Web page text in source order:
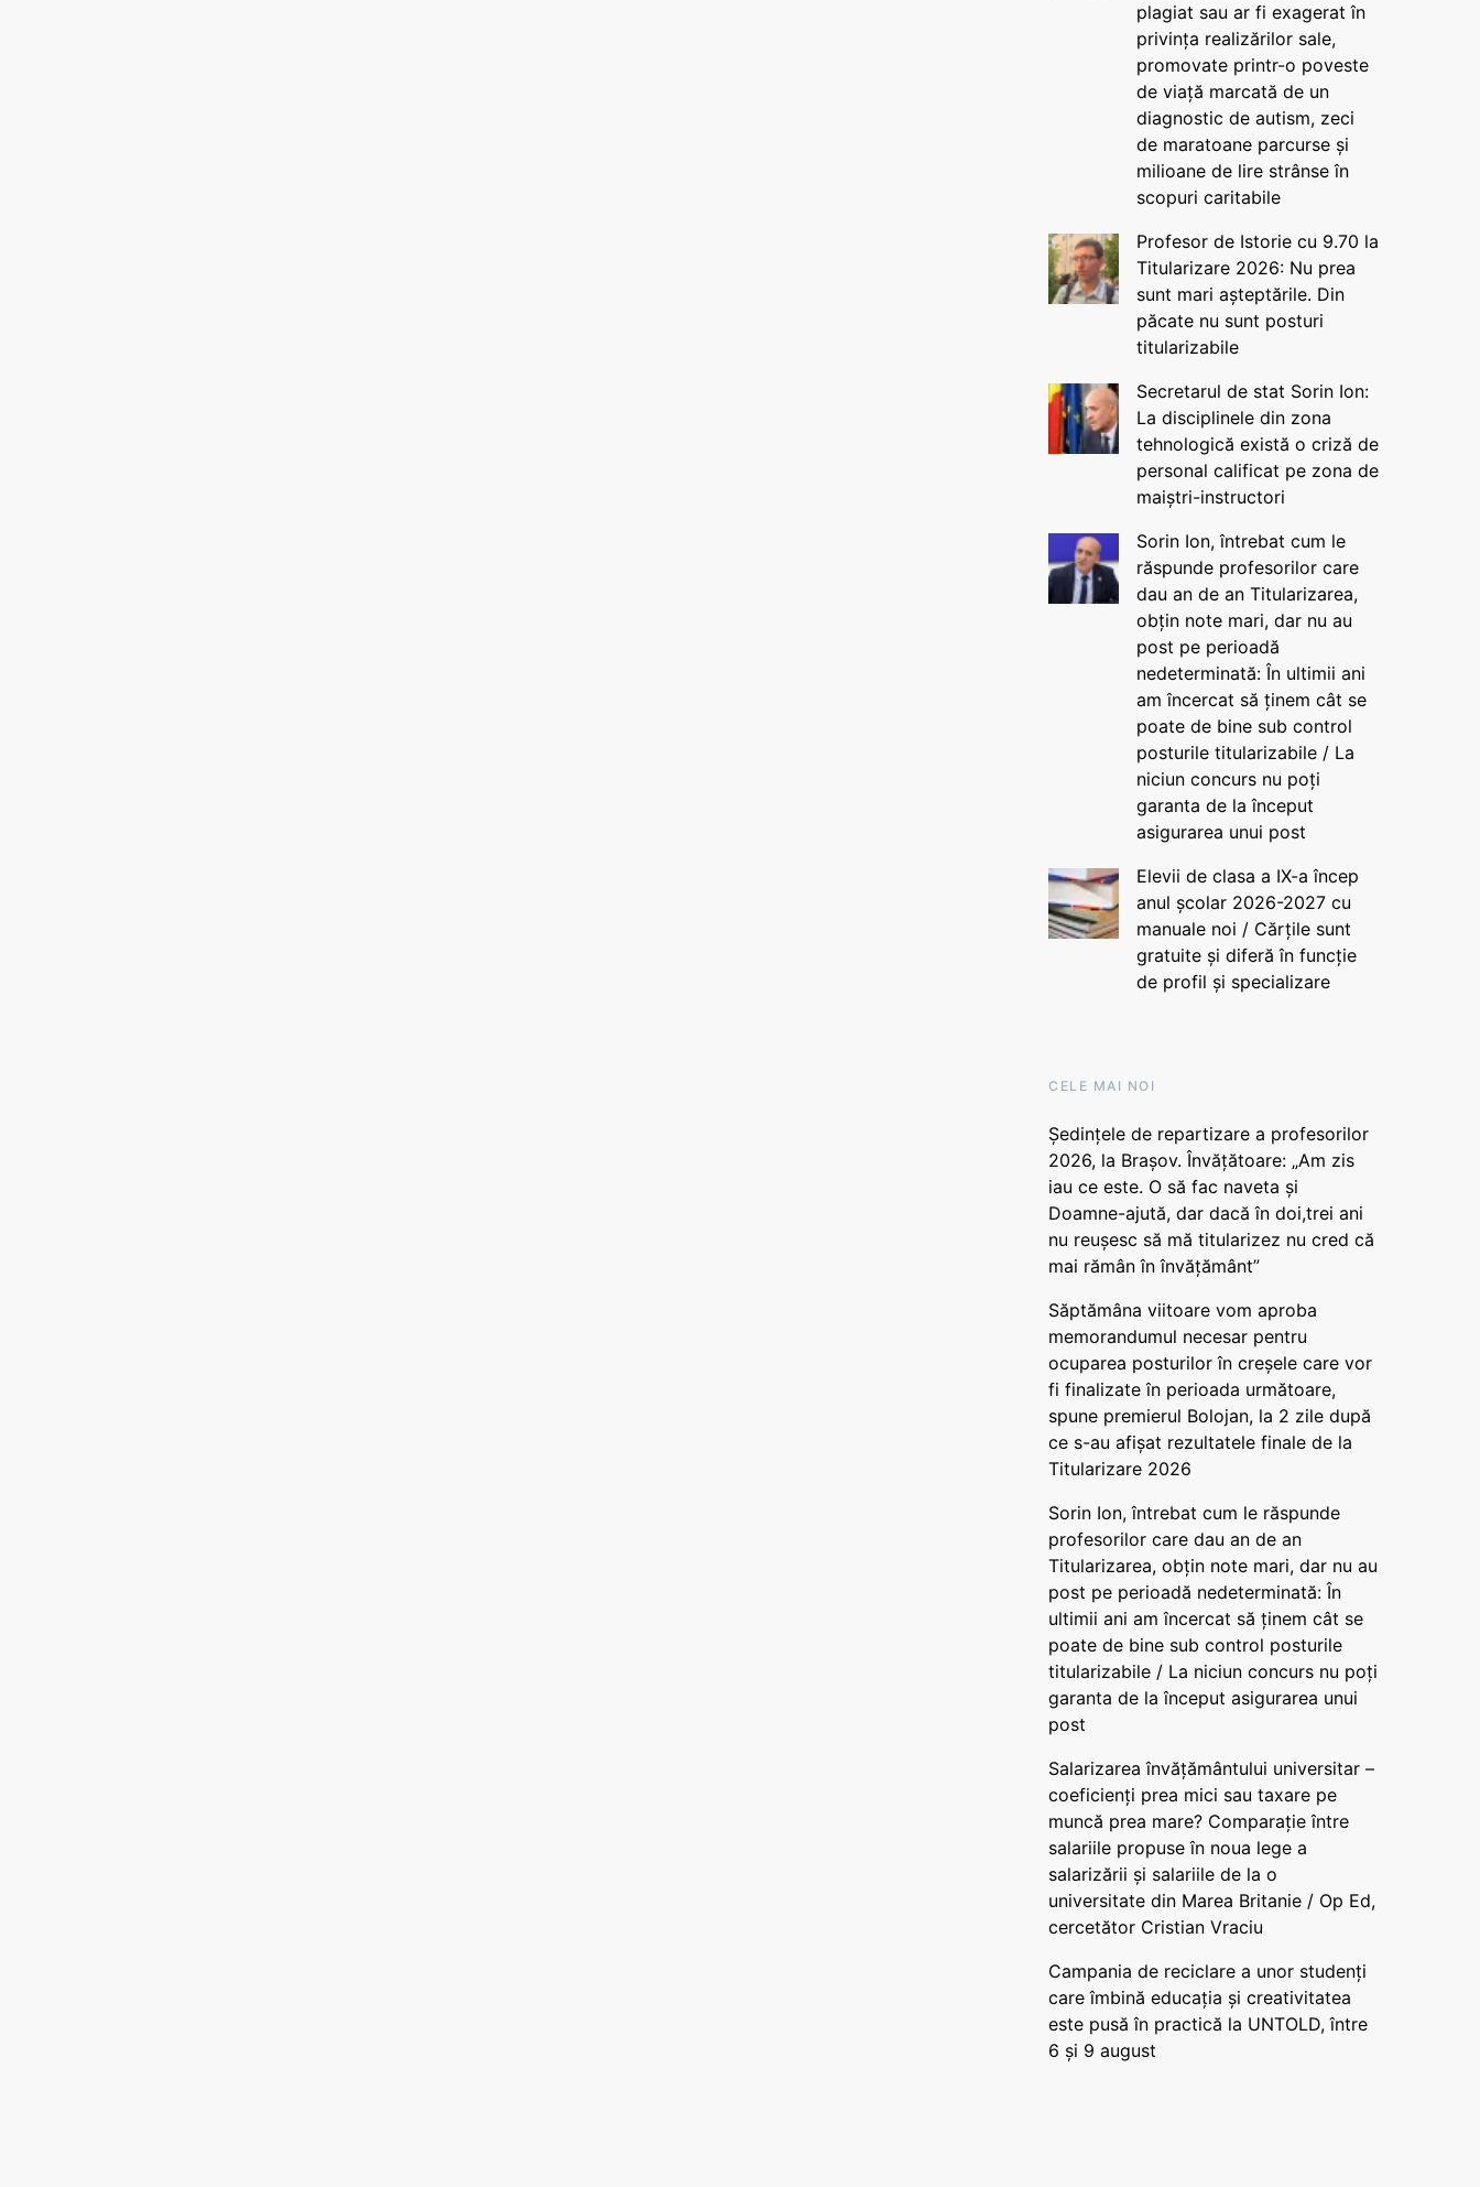
plagiat sau ar fi exagerat în
privința realizărilor sale,
promovate printr-o poveste
de viață marcată de un
diagnostic de autism, zeci
de maratoane parcurse și
milioane de lire strânse în
scopuri caritabile
Profesor de Istorie cu 9.70 la
Titularizare 2026: Nu prea
sunt mari așteptările. Din
păcate nu sunt posturi
titularizabile
Secretarul de stat Sorin Ion:
La disciplinele din zona
tehnologică există o criză de
personal calificat pe zona de
maiștri-instructori
Sorin Ion, întrebat cum le
răspunde profesorilor care
dau an de an Titularizarea,
obțin note mari, dar nu au
post pe perioadă
nedeterminată: În ultimii ani
am încercat să ținem cât se
poate de bine sub control
posturile titularizabile / La
niciun concurs nu poți
garanta de la început
asigurarea unui post
Elevii de clasa a IX-a încep
anul școlar 2026-2027 cu
manuale noi / Cărțile sunt
gratuite și diferă în funcție
de profil și specializare
CELE MAI NOI
Ședințele de repartizare a profesorilor
2026, la Brașov. Învățătoare: „Am zis
iau ce este. O să fac naveta și
Doamne-ajută, dar dacă în doi,trei ani
nu reușesc să mă titularizez nu cred că
mai rămân în învățământ”
Săptămâna viitoare vom aproba
memorandumul necesar pentru
ocuparea posturilor în creșele care vor
fi finalizate în perioada următoare,
spune premierul Bolojan, la 2 zile după
ce s-au afișat rezultatele finale de la
Titularizare 2026
Sorin Ion, întrebat cum le răspunde
profesorilor care dau an de an
Titularizarea, obțin note mari, dar nu au
post pe perioadă nedeterminată: În
ultimii ani am încercat să ținem cât se
poate de bine sub control posturile
titularizabile / La niciun concurs nu poți
garanta de la început asigurarea unui
post
Salarizarea învățământului universitar –
coeficienți prea mici sau taxare pe
muncă prea mare? Comparație între
salariile propuse în noua lege a
salarizării și salariile de la o
universitate din Marea Britanie / Op Ed,
cercetător Cristian Vraciu
Campania de reciclare a unor studenți
care îmbină educația și creativitatea
este pusă în practică la UNTOLD, între
6 și 9 august